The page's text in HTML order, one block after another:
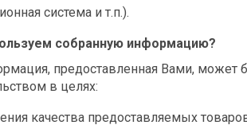
система и т.п.).
собранную информацию?
предоставленная Вами, может
в целях:
качества предоставляемых